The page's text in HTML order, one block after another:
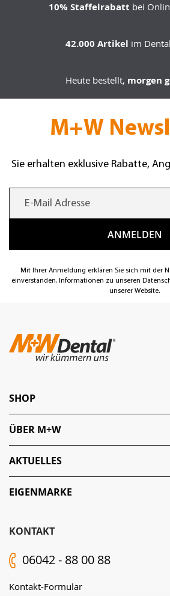
10% Staffelrabatt bei
42.000 Artikel im
Heute bestellt, morgen
M+W
Sie erhalten exklusive Rabatte,
Mit Ihrer Anmeldung erklären Sie sich mit der
einverstanden. Informationen zu unseren
unserer Website.
KONTAKT
06042 - 88 00 88
Kontakt-Formular
SHOP
ÜBER M+W
AKTUELLES
EIGENMARKE